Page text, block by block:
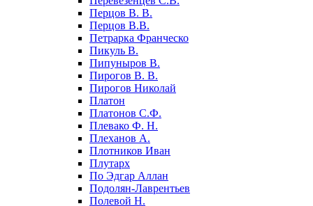
Перцов В. В.
Перцов В.В.
Петрарка Франческо
Пикуль В.
Пипуныров В.
Пирогов В. В.
Пирогов Николай
Платон
Платонов С.Ф.
Плевако Ф. Н.
Плеханов А.
Плотников Иван
Плутарх
По Эдгар Аллан
Подолян-Лаврентьев
Полевой Н.